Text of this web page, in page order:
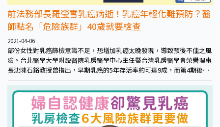
前法務部長羅瑩雪乳癌病逝！乳癌年輕化難預防？醫
師點名「危險族群」40歲就要檢查
2021-04-06
部份女性對乳癌篩檢意識不足，恐增加乳癌太晚發現，導致預後不佳之風
險。台北醫學大學附設醫院乳房醫學中心主任暨台灣乳房醫學會榮譽理事
長沈陳石銘教授曾指出，早期乳癌的5年存活率約可達9成，而第4期後的
晚期乳癌，5年存活率僅約3成左右，存活率相差不只倍蓰。